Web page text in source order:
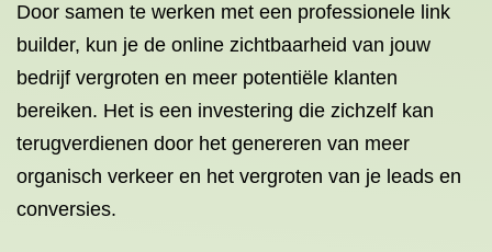
Door samen te werken met een professionele link
builder, kun je de online zichtbaarheid van jouw
bedrijf vergroten en meer potentiële klanten
bereiken. Het is een investering die zichzelf kan
terugverdienen door het genereren van meer
organisch verkeer en het vergroten van je leads en
conversies.